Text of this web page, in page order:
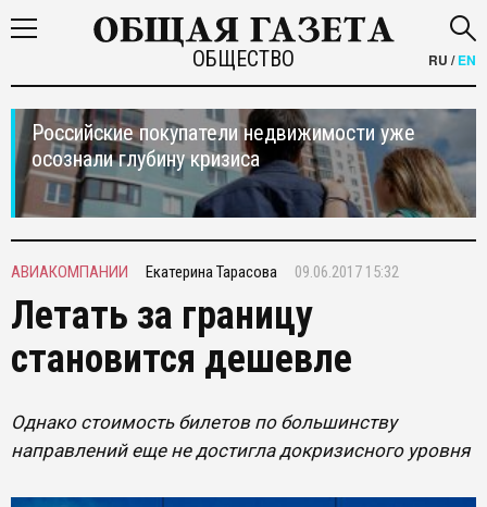
ОБЩЕСТВО RU /EN
Российские покупатели недвижимости уже
осознали глубину кризиса
АВИАКОМПАНИИ Екатерина Тарасова 09.06.2017 15:32
Летать за границу
становится дешевле
Однако стоимость билетов по большинству
направлений еще не достигла докризисного уровня